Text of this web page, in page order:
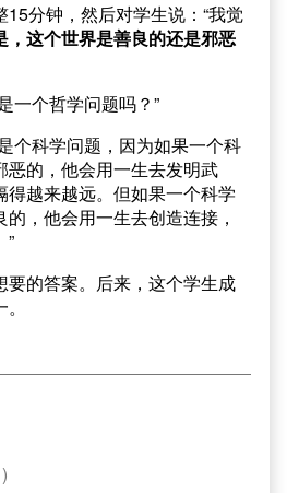
分钟，然后对学生说：“我觉
，这个世界是善良的还是邪恶
一个哲学问题吗？”
个科学问题，因为如果一个科
恶的，他会用一生去发明武
越来越远。但如果一个科学
，他会用一生去创造连接，
”
要的答案。后来，这个学生成